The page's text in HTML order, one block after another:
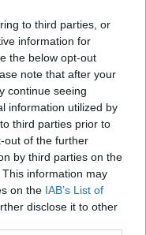
to third parties, or
information for
the below opt-out
note that after your
continue seeing
information utilized by
third parties prior to
out of the further
by third parties on the
This information may
on the IAB’s List of
disclose it to other
talán a
manapság.
filmek
nehogy
magára
keltő
jelennek meg,